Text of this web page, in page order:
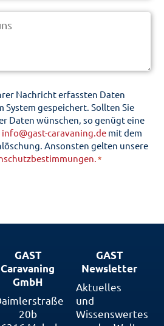
Nachricht erfassten Daten
System gespeichert. Sollten Sie
Daten wünschen, so genügt eine
info@gast-caravaning.de mit dem
Ansonsten gelten unsere
*
GAST
Caravaning
GmbH
20b
GAST
Newsletter
Aktuelles
und
Wissenswertes